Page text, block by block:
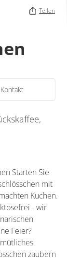
Teilen
Kontakt
Starten Sie
mit
Kuchen.
- wir
Feier?
zaubern